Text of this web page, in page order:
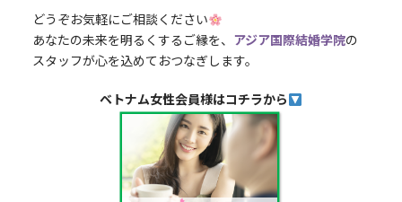
どうぞお気軽にご相談ください
あなたの未来を明るくするご縁を、 アジア国際結婚学院の
スタッフが心を込めておつなぎします。
ベトナム女性会員様はコチラから